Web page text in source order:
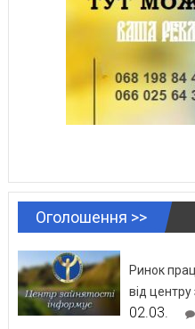
Оголошення >>
Ринок
від центру
02.03.